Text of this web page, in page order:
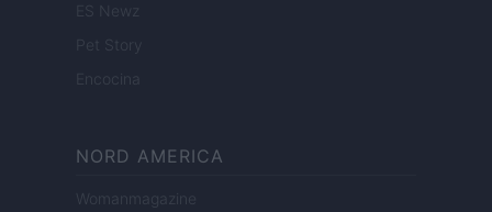
ES Newz
Pet Story
Encocina
NORD AMERICA
Womanmagazine